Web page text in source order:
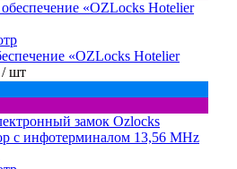
«OZLocks Hotelier
/ шт